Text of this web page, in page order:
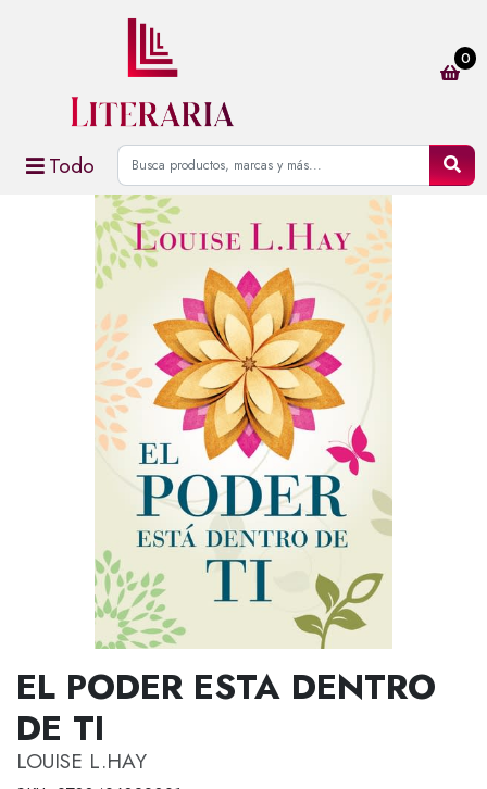
Todo
0
EL PODER ESTA DENTRO
DE TI
LOUISE L.HAY